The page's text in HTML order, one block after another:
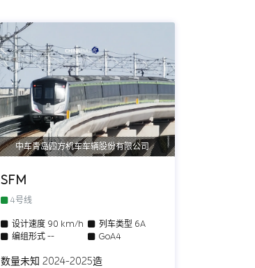
中车青岛四方机车车辆股份有限公司
SFM
4号线
设计速度90 km/h 列车类型 6A
编组形式-- GoA4
数量未知 2024-2025造